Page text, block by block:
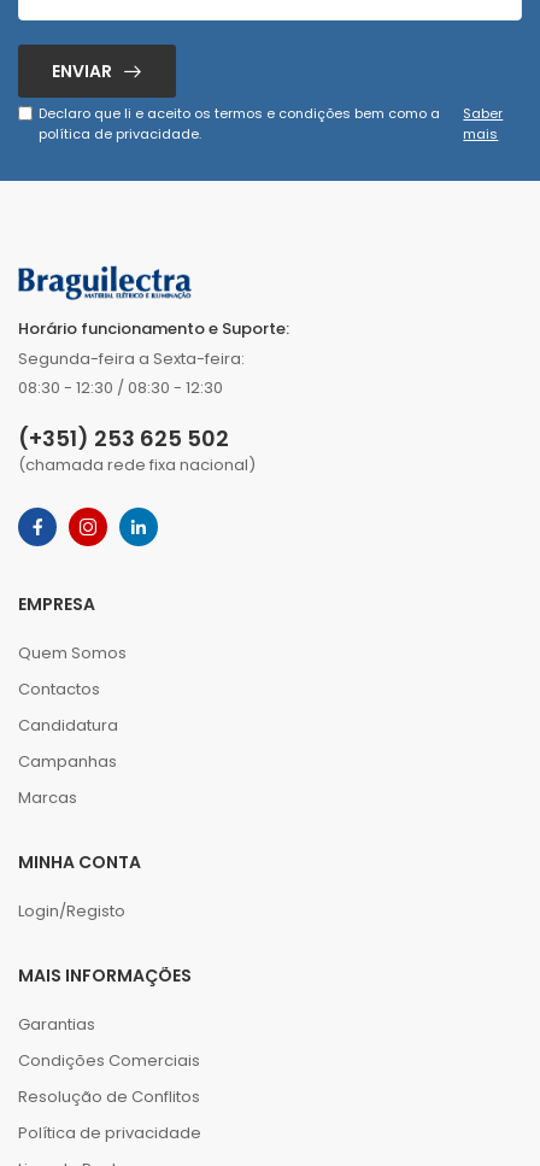
ENVIAR
Declaro que li e aceito os termos e condições bem como a
política de privacidade.
Saber
mais
Horário funcionamento e Suporte:
Segunda-feira a Sexta-feira:
08:30 - 12:30 / 08:30 - 12:30
(+351) 253 625 502
(chamada rede fixa nacional)
EMPRESA
Quem Somos
Contactos
Candidatura
Campanhas
Marcas
MINHA CONTA
Login/Registo
MAIS INFORMAÇÕES
Garantias
Condições Comerciais
Resolução de Conflitos
Política de privacidade